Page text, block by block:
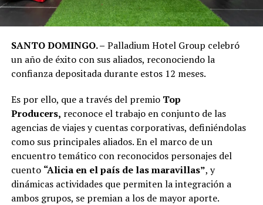
SANTO DOMINGO. – Palladium Hotel Group celebró
un año de éxito con sus aliados, reconociendo la
confianza depositada durante estos 12 meses.
Es por ello, que a través del premio Top
Producers, reconoce el trabajo en conjunto de las
agencias de viajes y cuentas corporativas, definiéndolas
como sus principales aliados. En el marco de un
encuentro temático con reconocidos personajes del
cuento “Alicia en el país de las maravillas”, y
dinámicas actividades que permiten la integración a
ambos grupos, se premian a los de mayor aporte.